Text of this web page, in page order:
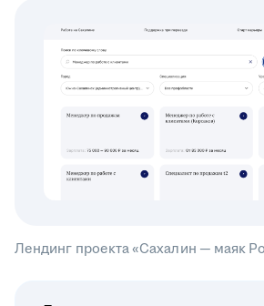
Лендинг проекта «Сахалин — маяк